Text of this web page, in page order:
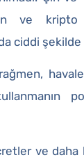
ve kripto
ciddi şekilde
ve daha